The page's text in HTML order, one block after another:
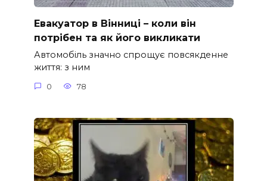
Евакуатор в Вінниці – коли він
потрібен та як його викликати
Автомобіль значно спрощує повсякденне
життя: з ним
0 78